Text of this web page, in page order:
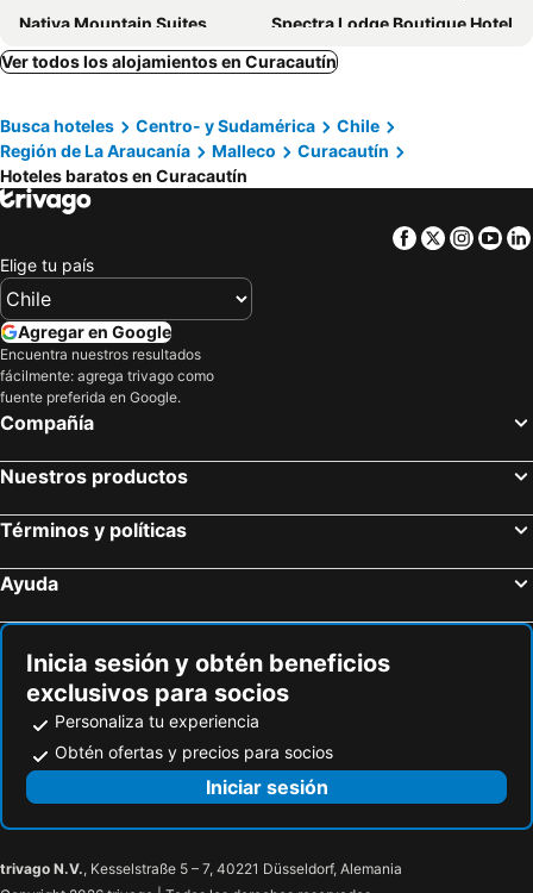
Nativa Mountain Suites
Spectra Lodge Boutique Hotel
Wenu Mapu
Hotel Patagonia Truful
Ver todos los alojamientos en Curacautín
Busca hoteles Centro- y Sudamérica
Chile
Región de La Araucanía
Malleco
Curacautín
Hoteles baratos en Curacautín
Facebook
Twitter
Elige tu país
Agregar en Google
Encuentra nuestros resultados
fácilmente: agrega trivago como
fuente preferida en Google.
Compañía
Nuestros productos
Términos y políticas
Ayuda
Inicia sesión y obtén beneficios
exclusivos para socios
Personaliza tu experiencia
Obtén ofertas y precios para socios
Iniciar sesión
trivago N.V., Kesselstraße 5 – 7, 40221 Düsseldorf, Alemania